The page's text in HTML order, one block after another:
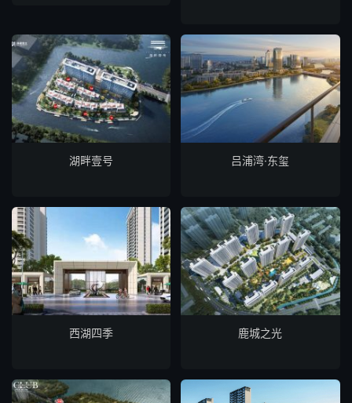
湖畔壹号 吕浦湾·东玺
西湖四季 鹿城之光